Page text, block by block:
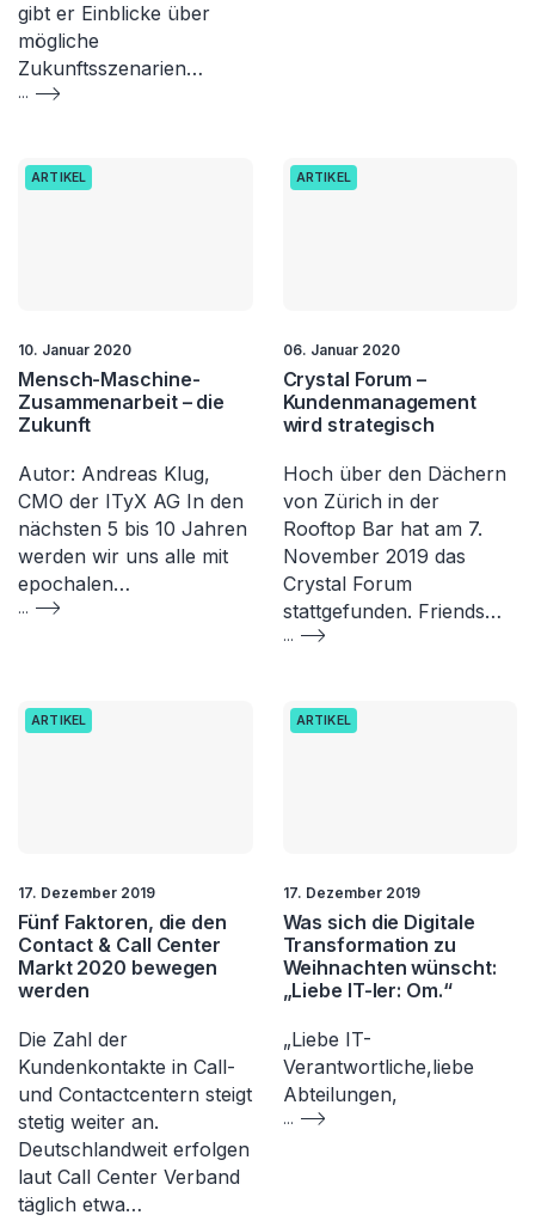
gibt er Einblicke über
mögliche
Zukunftsszenarien…
...
ARTIKEL
10. Januar 2020
Mensch-Maschine-
Zusammenarbeit – die
Zukunft
Autor: Andreas Klug,
CMO der ITyX AG In den
nächsten 5 bis 10 Jahren
werden wir uns alle mit
epochalen…
...
ARTIKEL
06. Januar 2020
Crystal Forum –
Kundenmanagement
wird strategisch
Hoch über den Dächern
von Zürich in der
Rooftop Bar hat am 7.
November 2019 das
Crystal Forum
stattgefunden. Friends…
...
ARTIKEL
17. Dezember 2019
Fünf Faktoren, die den
Contact & Call Center
Markt 2020 bewegen
werden
Die Zahl der
Kundenkontakte in Call-
und Contactcentern steigt
stetig weiter an.
Deutschlandweit erfolgen
laut Call Center Verband
täglich etwa…
ARTIKEL
17. Dezember 2019
Was sich die Digitale
Transformation zu
Weihnachten wünscht:
„Liebe IT-ler: Om.“
„Liebe IT-
Verantwortliche,liebe
Abteilungen,
...